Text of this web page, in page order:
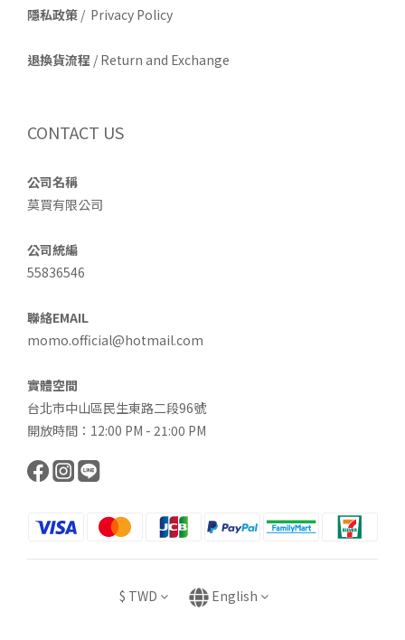
隱私政策 / Privacy Policy
退換貨流程 / Return and Exchange
CONTACT US
公司名稱
莫買有限公司
公司統編
55836546
聯絡EMAIL
momo.official@hotmail.com
實體空間
台北市中山區民生東路二段96號
開放時間：12:00 PM - 21:00 PM
$ TWD English